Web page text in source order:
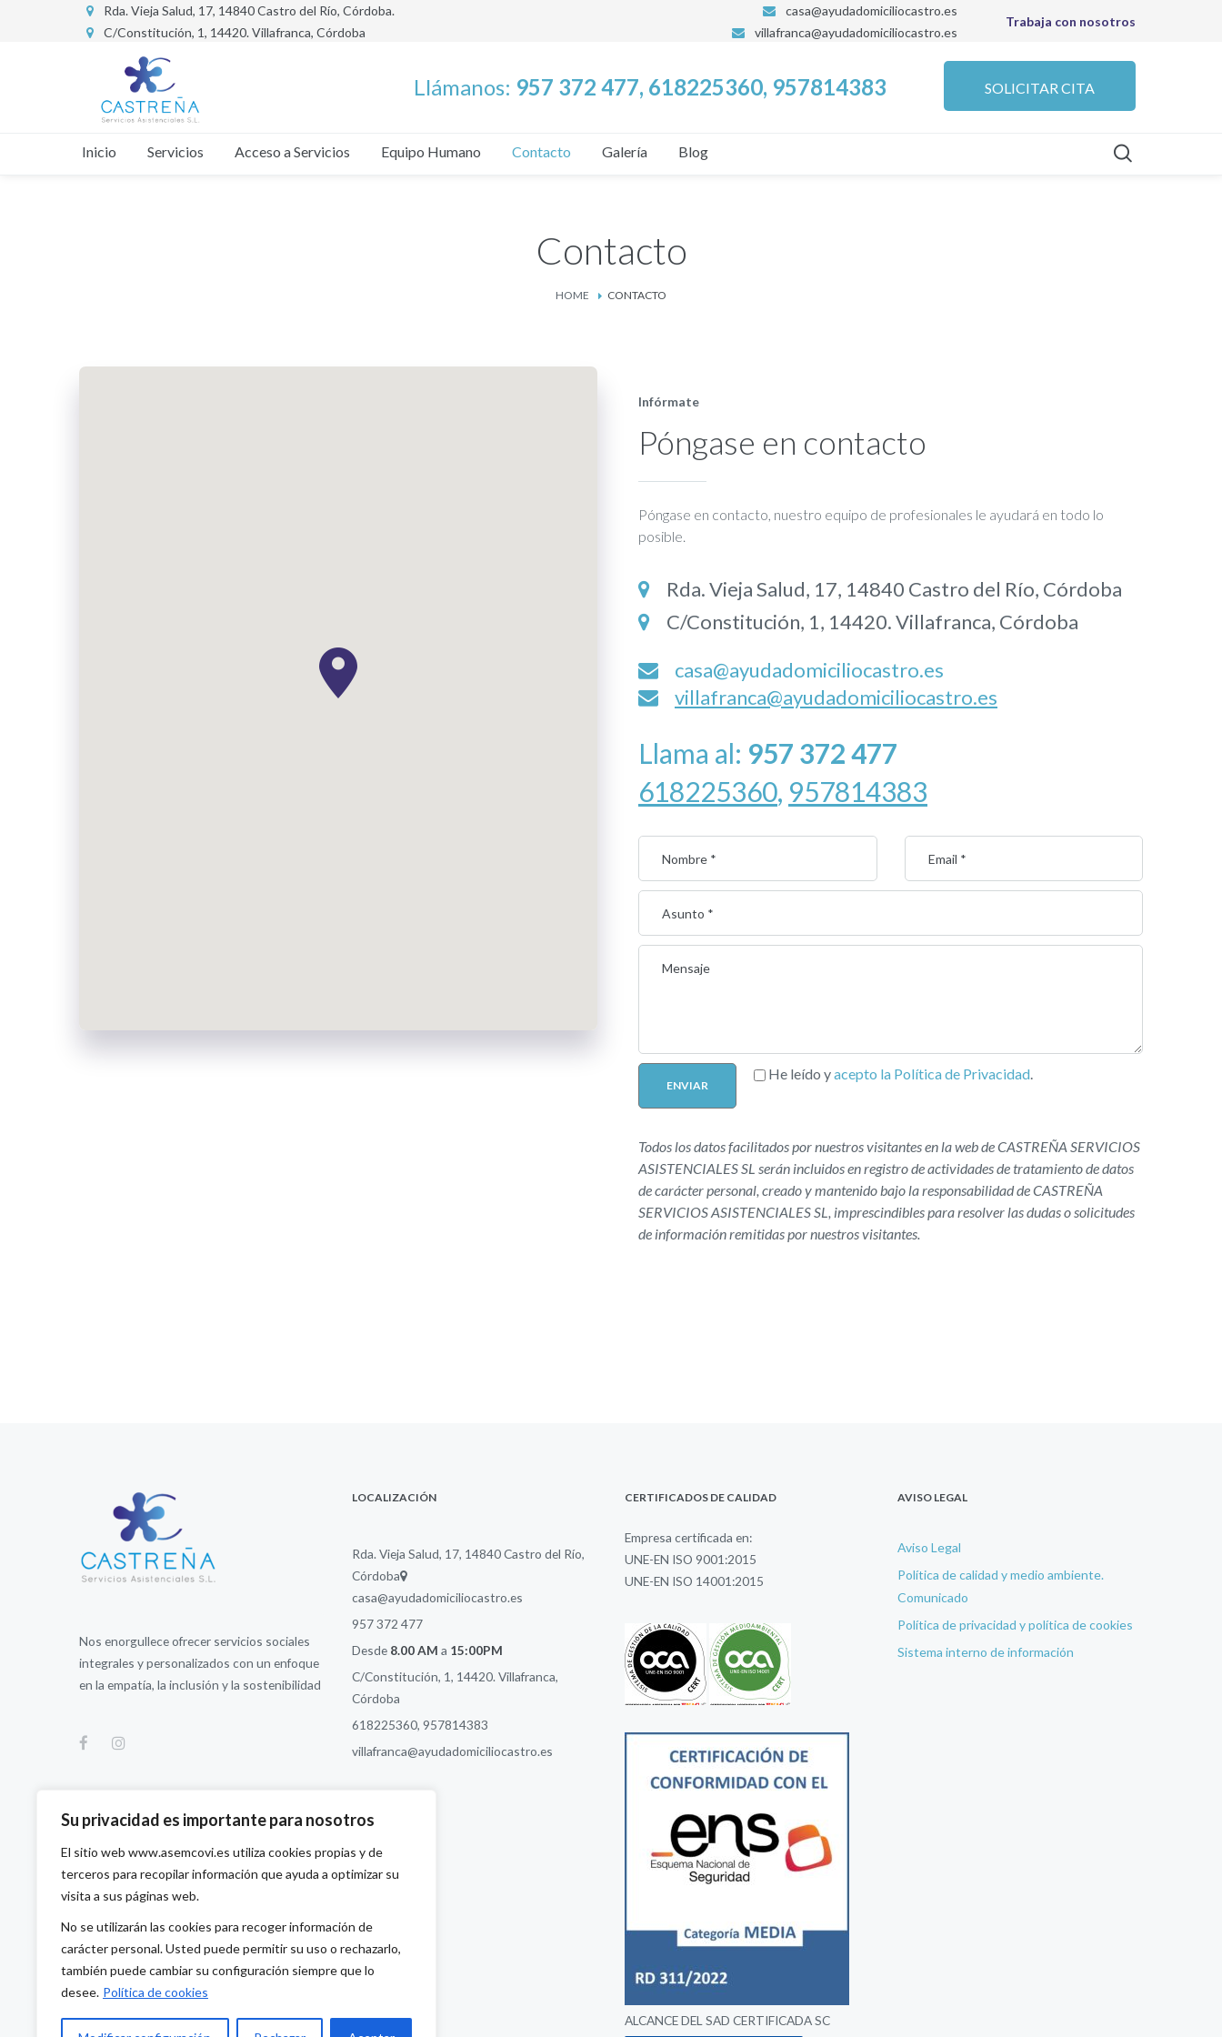
Su privacidad es importante para nosotros
El sitio web www.asemcovi.es utiliza cookies propias y de
terceros para recopilar información que ayuda a optimizar su
visita a sus páginas web.
No se utilizarán las cookies para recoger información de
carácter personal. Usted puede permitir su uso o rechazarlo,
también puede cambiar su configuración siempre que lo
desee. Política de cookies
Rda. Vieja Salud, 17, 14840 Castro del Río, Córdoba.
C/Constitución, 1, 14420. Villafranca, Córdoba
casa@ayudadomiciliocastro.es
villafranca@ayudadomiciliocastro.es
Trabaja con nosotros
Llámanos: 957 372 477, 618225360, 957814383 SOLICITAR CITA
Inicio Servicios Acceso a Servicios Equipo Humano Contacto Galería Blog
Contacto
HOME CONTACTO
Infórmate
Póngase en contacto
Póngase en contacto, nuestro equipo de profesionales le ayudará en todo lo
posible.
Rda. Vieja Salud, 17, 14840 Castro del Río, Córdoba
C/Constitución, 1, 14420. Villafranca, Córdoba
casa@ayudadomiciliocastro.es
villafranca@ayudadomiciliocastro.es
Llama al: 957 372 477
618225360, 957814383
He leído yacepto la Política de Privacidad.
Todos los datos facilitados por nuestros visitantes en la web de CASTREÑA SERVICIOS
ASISTENCIALES SL serán incluidos en registro de actividades de tratamiento de datos
de carácter personal, creado y mantenido bajo la responsabilidad de CASTREÑA
SERVICIOS ASISTENCIALES SL, imprescindibles para resolver las dudas o solicitudes
de información remitidas por nuestros visitantes.
Nos enorgullece ofrecer servicios sociales
integrales y personalizados con un enfoque
en la empatía, la inclusión y la sostenibilidad
LOCALIZACIÓN
Rda. Vieja Salud, 17, 14840 Castro del Río,
Córdoba
casa@ayudadomiciliocastro.es
957 372 477
Desde 8.00 AM a 15:00PM
C/Constitución, 1, 14420. Villafranca,
Córdoba
618225360, 957814383
villafranca@ayudadomiciliocastro.es
CERTIFICADOS DE CALIDAD
Empresa certificada en:
UNE-EN ISO 9001:2015
UNE-EN ISO 14001:2015
ALCANCE DEL SAD CERTIFICADA SC
AVISO LEGAL
Aviso Legal
Política de calidad y medio ambiente.
Comunicado
Política de privacidad y política de cookies
Sistema interno de información